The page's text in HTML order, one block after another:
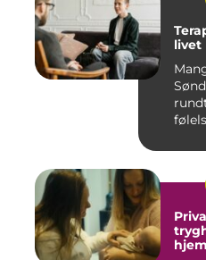
livet
Privat
hjem